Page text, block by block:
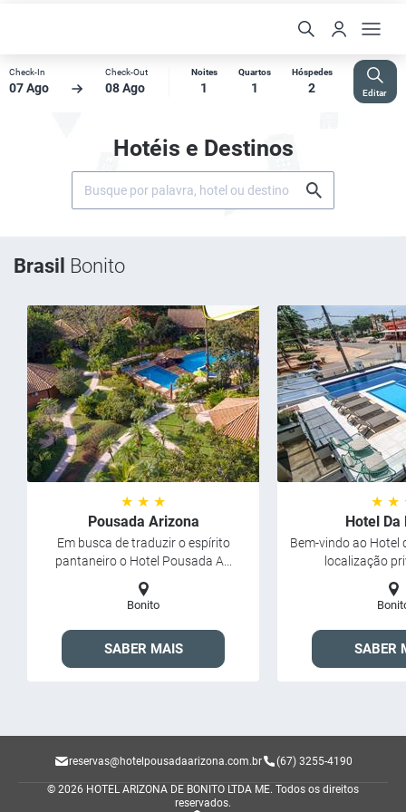
Check-In
07 Ago
Check-Out
08 Ago
Noites
1
Quartos
1
Hóspedes
2 Editar
Hotéis e Destinos
Brasil Bonito
★ ★ ★
Pousada Arizona
Em busca de traduzir o espírito
pantaneiro o Hotel Pousada A...
Bonito
SABER MAIS
★ ★
Hotel Da
Bem-vindo ao Hotel
localização
SABER
reservas@hotelpousadaarizona.com.br (67) 3255-4190
© 2026 HOTEL ARIZONA DE BONITO LTDA ME. Todos os direitos
reservados.